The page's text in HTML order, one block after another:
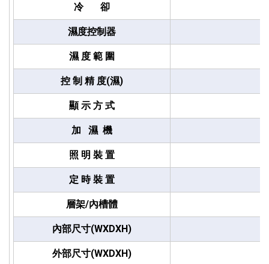
冷 卻
濕度控制器
濕 度 範 圍
控 制 精 度(濕)
顯 示 方 式
加 濕 機
照 明 裝 置
定 時 裝 置
層架/內槽體
內部尺寸(WXDXH)
外部尺寸(WXDXH)